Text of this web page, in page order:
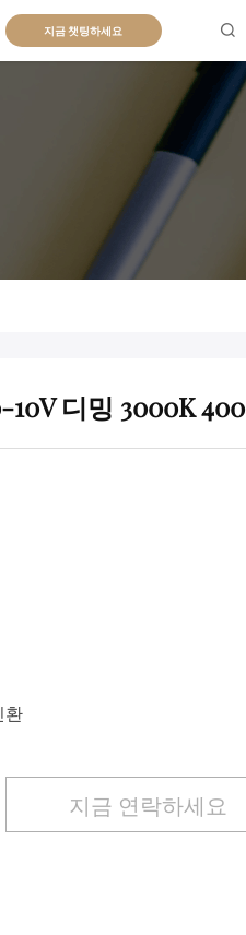
지금 챗팅하세요 
디밍 3000K
환
지금 연락하세요